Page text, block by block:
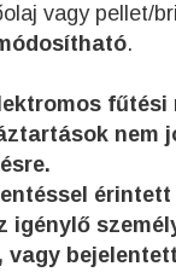
vagy pellet/
.
fűtési
nem
igénylő
vagy